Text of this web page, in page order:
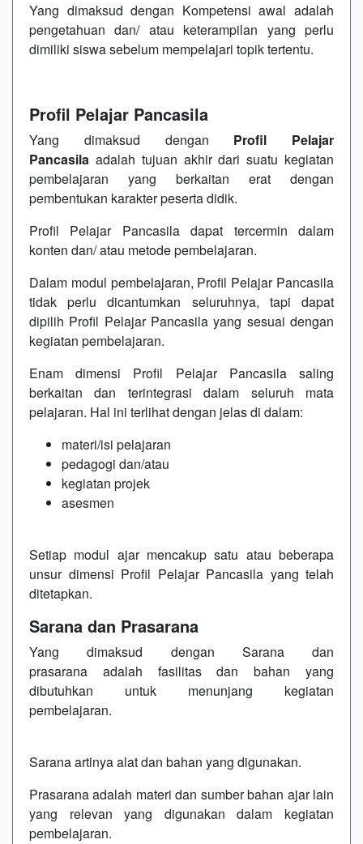
Yang dimaksud dengan Kompetensi awal adalah
pengetahuan dan/ atau keterampilan yang perlu
dimiliki siswa sebelum mempelajari topik tertentu.
Profil Pelajar Pancasila
Yang dimaksud dengan Profil Pelajar
Pancasila adalah tujuan akhir dari suatu kegiatan
pembelajaran yang berkaitan erat dengan
pembentukan karakter peserta didik.
Profil Pelajar Pancasila dapat tercermin dalam
konten dan/ atau metode pembelajaran.
Dalam modul pembelajaran, Profil Pelajar Pancasila
tidak perlu dicantumkan seluruhnya, tapi dapat
dipilih Profil Pelajar Pancasila yang sesuai dengan
kegiatan pembelajaran.
Enam dimensi Profil Pelajar Pancasila saling
berkaitan dan terintegrasi dalam seluruh mata
pelajaran. Hal ini terlihat dengan jelas di dalam:
materi/isi pelajaran
pedagogi dan/atau
kegiatan projek
asesmen
Setiap modul ajar mencakup satu atau beberapa
unsur dimensi Profil Pelajar Pancasila yang telah
ditetapkan.
Sarana dan Prasarana
Yang dimaksud dengan Sarana dan
prasarana adalah fasilitas dan bahan yang
dibutuhkan untuk menunjang kegiatan
pembelajaran.
Sarana artinya alat dan bahan yang digunakan.
Prasarana adalah materi dan sumber bahan ajar lain
yang relevan yang digunakan dalam kegiatan
pembelajaran.